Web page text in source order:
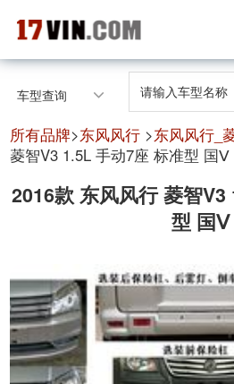
17VIN车架号查询首页
汽配数据开放接口
汽配产品车型适配
微信群智能客服
个性化私人定制
车型查询
所有品牌>东风风行 >东风风行_
菱智V3 1.5L 手动7座 标准型 国Ⅴ
2016款 东风风行 菱智
型 国Ⅴ